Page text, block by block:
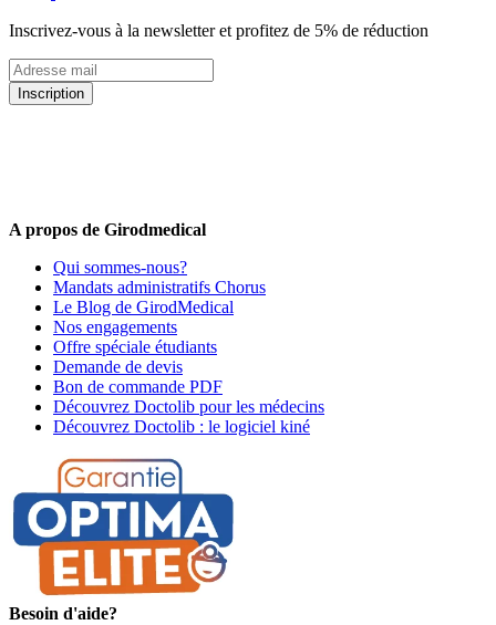
Inscrivez-vous à la newsletter et profitez de 5% de réduction
Inscription
A propos de Girodmedical
Qui sommes-nous?
Mandats administratifs Chorus
Le Blog de GirodMedical
Nos engagements
Offre spéciale étudiants
Demande de devis
Bon de commande PDF
Découvrez Doctolib pour les médecins
Découvrez Doctolib : le logiciel kiné
Besoin d'aide?